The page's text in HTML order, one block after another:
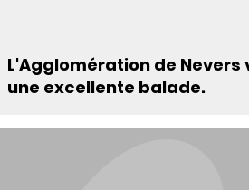
L'Agglomération de Nevers
une excellente balade.